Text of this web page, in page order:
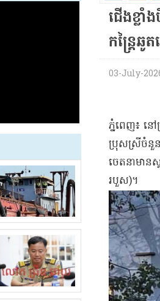
ជើង​ខ្លាំ
កន្ត្រៃ​ឆូ
03-July-
ភ្នំពេញ​៖ នៅ​
ប្រុស​ស្រី​ចំនួន
ចេតនា​មាន​
របួស​)​។